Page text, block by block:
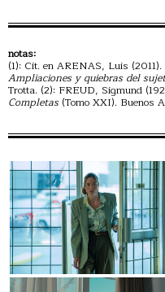
notas:
(1): Cit. en ARENAS, Luis (2011).
Ampliaciones y quiebras del
Trotta. (2): FREUD, Sigmund
Completas(Tomo XXI). Buenos